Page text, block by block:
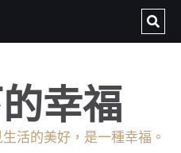
幸福
活的美好，是一種幸福。